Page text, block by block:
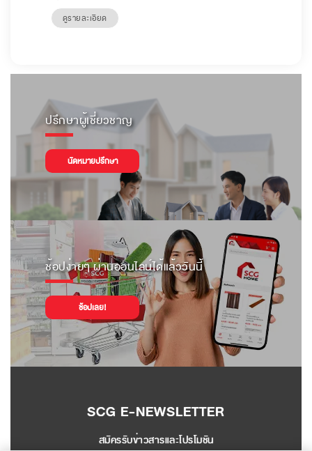
ดูรายละเอียด
ปรึกษาผู้เชี่ยวชาญ
นัดหมายปรึกษา
ช้อปง่ายๆ ผ่านออนไลน์ได้แล้ววันนี้
ช้อปเลย!
SCG E-NEWSLETTER
สมัครรับข่าวสารและโปรโมชัน